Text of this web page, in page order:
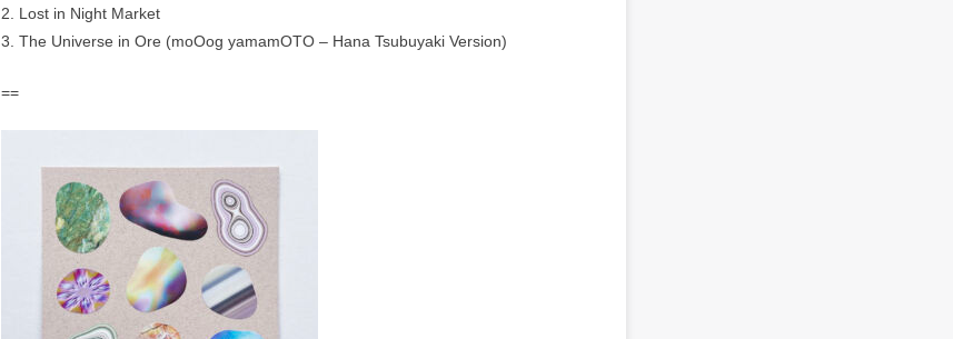
2. Lost in Night Market
3. The Universe in Ore (moOog yamamOTO – Hana Tsubuyaki Version)
==